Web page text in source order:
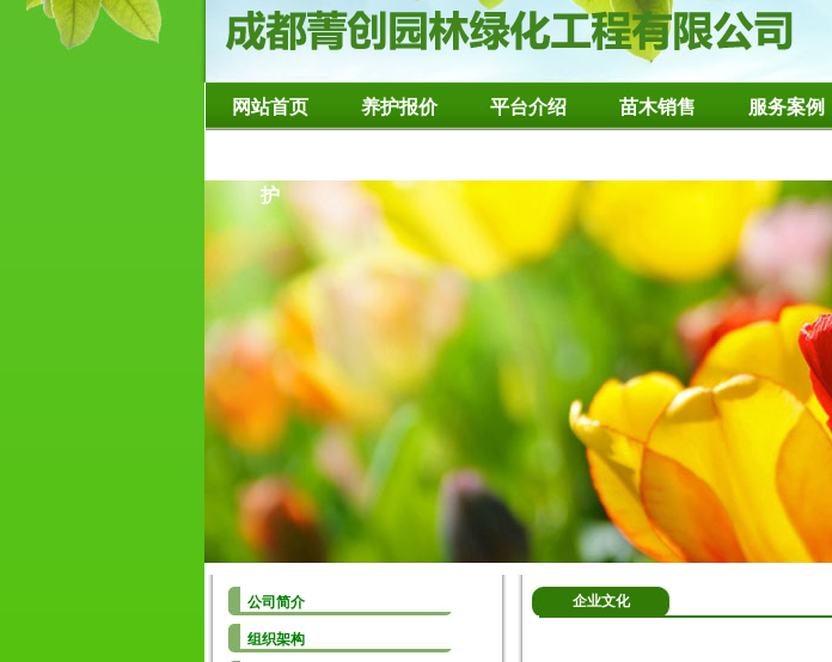
网站首页 养护报价 平台介绍 苗木销售 服务案例
护
公司简介
组织架构
企业文化